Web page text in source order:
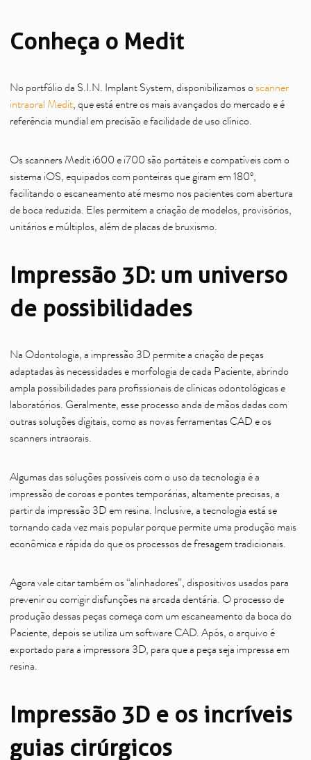
Conheça o Medit
No portfólio da S.I.N. Implant System, disponibilizamos o scanner
intraoral Medit, que está entre os mais avançados do mercado e é
referência mundial em precisão e facilidade de uso clínico.
Os scanners Medit i600 e i700 são portáteis e compatíveis com o
sistema iOS, equipados com ponteiras que giram em 180º,
facilitando o escaneamento até mesmo nos pacientes com abertura
de boca reduzida. Eles permitem a criação de modelos, provisórios,
unitários e múltiplos, além de placas de bruxismo.
Impressão 3D: um universo
de possibilidades
Na Odontologia, a impressão 3D permite a criação de peças
adaptadas às necessidades e morfologia de cada Paciente, abrindo
ampla possibilidades para profissionais de clínicas odontológicas e
laboratórios. Geralmente, esse processo anda de mãos dadas com
outras soluções digitais, como as novas ferramentas CAD e os
scanners intraorais.
Algumas das soluções possíveis com o uso da tecnologia é a
impressão de coroas e pontes temporárias, altamente precisas, a
partir da impressão 3D em resina. Inclusive, a tecnologia está se
tornando cada vez mais popular porque permite uma produção mais
econômica e rápida do que os processos de fresagem tradicionais.
Agora vale citar também os “alinhadores”, dispositivos usados ​​para
prevenir ou corrigir disfunções na arcada dentária. O processo de
produção dessas peças começa com um escaneamento da boca do
Paciente, depois se utiliza um software CAD. Após, o arquivo é
exportado para a impressora 3D, para que a peça seja impressa em
resina.
Impressão 3D e os incríveis
guias cirúrgicos